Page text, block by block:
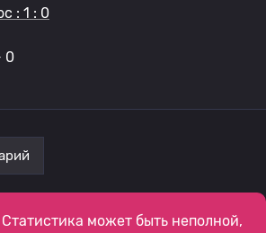
: 1 : 0
0
может быть неполной,